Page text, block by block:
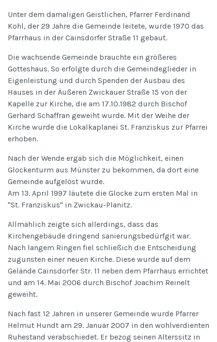
Unter dem damaligen Geistlichen, Pfarrer Ferdinand
Kohl, der 29 Jahre die Gemeinde leitete, wurde 1970 das
Pfarrhaus in der Cainsdorfer Straße 11 gebaut.
Die wachsende Gemeinde brauchte ein größeres
Gotteshaus. So erfolgte durch die Gemeindeglieder in
Eigenleistung und durch Spenden der Ausbau des
Hauses in der Äußeren Zwickauer Straße 15 von der
Kapelle zur Kirche, die am 17.10.1982 durch Bischof
Gerhard Schaffran geweiht wurde. Mit der Weihe der
Kirche wurde die Lokalkaplanei St. Franziskus zur Pfarrei
erhoben.
Nach der Wende ergab sich die Möglichkeit, einen
Glockenturm aus Münster zu bekommen, da dort eine
Gemeinde aufgelöst wurde.
Am 13. April 1997 läutete die Glocke zum ersten Mal in
"St. Franziskus" in Zwickau-Planitz.
Allmählich zeigte sich allerdings, dass das
Kirchengebäude dringend sanierungsbedürfgit war.
Nach langem Ringen fiel schließich die Entscheidung
zugunsten einer neuen Kirche. Diese wurde auf dem
Gelände Cainsdorfer Str. 11 neben dem Pfarrhaus errichtet
und am 14. Mai 2006 durch Bischof Joachim Reinelt
geweiht.
Nach fast 12 Jahren in unserer Gemeinde wurde Pfarrer
Helmut Hundt am 29. Januar 2007 in den wohlverdienten
Ruhestand verabschiedet. Er bezog seinen Alterssitz in